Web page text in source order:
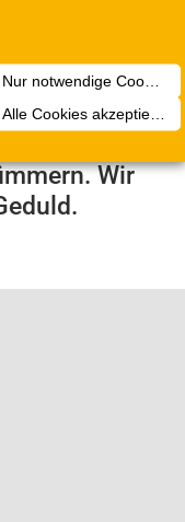
Nur notwendige Cookies akzeptieren
Alle Cookies akzeptieren
Fehler
Team wird
Wir